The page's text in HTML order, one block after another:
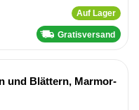
Auf Lager
Gratisversand
und Blättern, Marmor-